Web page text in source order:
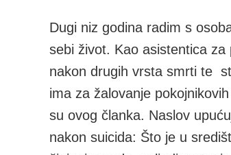
Dugi niz godina radim s
sebi život. Kao asistentica
nakon drugih vrsta smrti te
ima za žalovanje
su ovog članka. Naslov
nakon suicida: Što je u